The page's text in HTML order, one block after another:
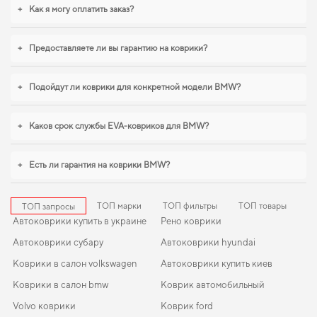
эксплуатацию. С удовольствием продолжим помогать вам заботиться о
вашем авто и рекомендовать продукцию, в надежности которой уверены.
+ Как я могу оплатить заказ?
+ Предоставляете ли вы гарантию на коврики?
+ Подойдут ли коврики для конкретной модели BMW?
+ Каков срок службы EVA-ковриков для BMW?
+ Есть ли гарантия на коврики BMW?
ТОП запросы ТОП марки ТОП фильтры ТОП товары
Автоковрики купить в украине
Автоковрики субару
Коврики в салон volkswagen
Коврики в салон bmw
Volvo коврики
Рено коврики
Автоковрики hyundai
Автоковрики купить киев
Коврик автомобильный
Коврик ford